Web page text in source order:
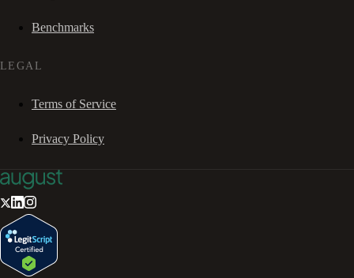
Benchmarks
LEGAL
Terms of Service
Privacy Policy